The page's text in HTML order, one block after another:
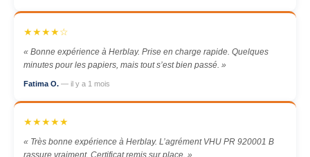
★★★★☆
« Bonne expérience à Herblay. Prise en charge rapide. Quelques
minutes pour les papiers, mais tout s’est bien passé. »
Fatima O. — il y a 1 mois
★★★★★
« Très bonne expérience à Herblay. L’agrément VHU PR 920001 B
rassure vraiment. Certificat remis sur place. »